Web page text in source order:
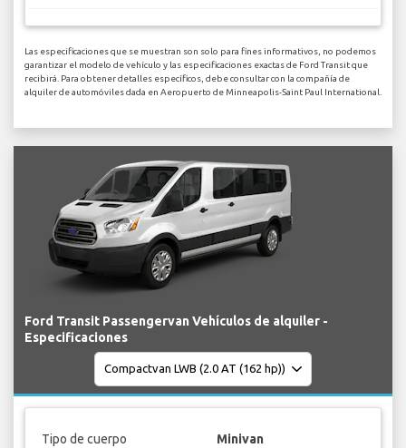
Las especificaciones que se muestran son solo para fines informativos, no podemos
garantizar el modelo de vehículo y las especificaciones exactas de Ford Transit que
recibirá. Para obtener detalles específicos, debe consultar con la compañía de
alquiler de automóviles dada en Aeropuerto de Minneapolis-Saint Paul International.
Ford Transit Passengervan Vehículos de alquiler -
Especificaciones
Tipo de cuerpo Minivan